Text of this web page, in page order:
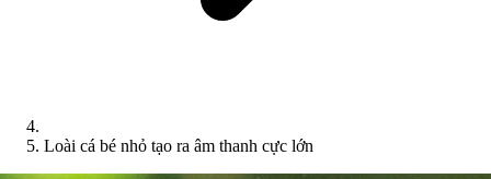
Loài cá bé nhỏ tạo ra âm thanh cực lớn